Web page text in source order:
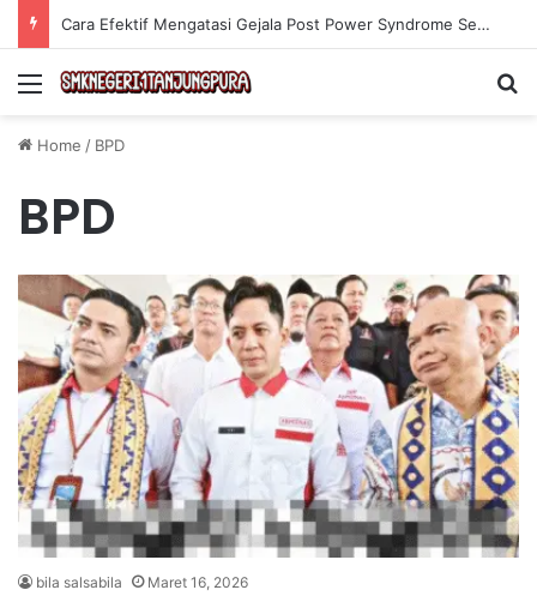
Cara Efektif Mengatasi Gejala Post Power Syndrome Setelah Pensiun Kerja
Menu
Home / BPD
BPD
bila salsabila Maret 16, 2026